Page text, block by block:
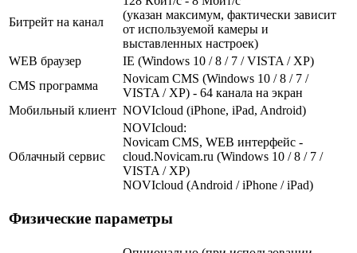
Битрейт на канал
(указан максимум, фактически зависит
от используемой камеры и
выставленных настроек)
WEB браузер
IE (Windows 10 / 8 / 7 / VISTA / XP)
CMS программа
Novicam CMS (Windows 10 / 8 / 7 /
VISTA / XP) - 64 канала на экран
Мобильный клиент NOVIcloud (iPhone, iPad, Android)
Облачный сервис
NOVIcloud:
Novicam CMS, WEB интерфейс -
cloud.Novicam.ru (Windows 10 / 8 / 7 /
VISTA / XP)
NOVIcloud (Android / iPhone / iPad)
Физические параметры